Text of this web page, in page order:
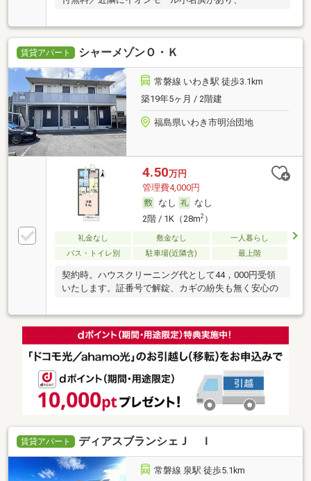
賃貸アパート シャーメゾンＯ・Ｋ
常磐線 いわき駅 徒歩3.1km
築19年5ヶ月 / 2階建
福島県いわき市明治団地
4.50万円
管理費4,000円
なし
なし
2階 / 1K（28m2）
礼金なし 敷金なし
一人暮らし
バス・トイレ別
駐車場(近隣含) 最上階
契約時。ハウスクリーニング代として44，000円受領
いたします。証番号で解錠、カギの紛失も無く安心の
賃貸アパート ディアスブランシェＪ Ｉ
常磐線 泉駅 徒歩5.1km